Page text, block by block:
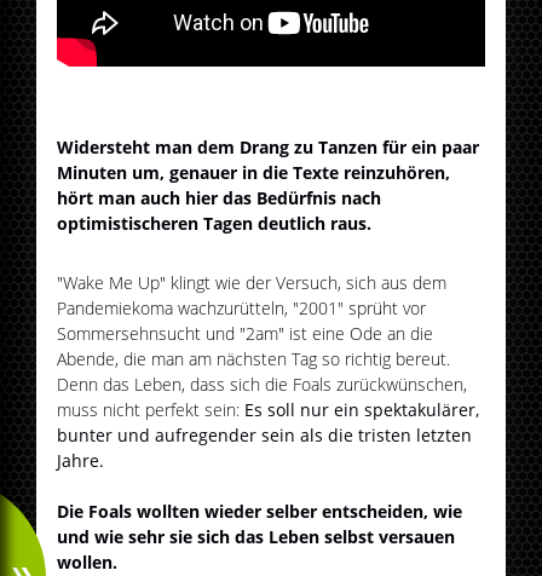
Widersteht man dem Drang zu Tanzen für ein paar
Minuten um, genauer in die Texte reinzuhören,
hört man auch hier das Bedürfnis nach
optimistischeren Tagen deutlich raus.
"Wake Me Up" klingt wie der Versuch, sich aus dem
Pandemiekoma wachzurütteln, "2001" sprüht vor
Sommersehnsucht und "2am" ist eine Ode an die
Abende, die man am nächsten Tag so richtig bereut.
Denn das Leben, dass sich die Foals zurückwünschen,
muss nicht perfekt sein: Es soll nur ein spektakulärer,
bunter und aufregender sein als die tristen letzten
Jahre.
Die Foals wollten wieder selber entscheiden, wie
und wie sehr sie sich das Leben selbst versauen
wollen.